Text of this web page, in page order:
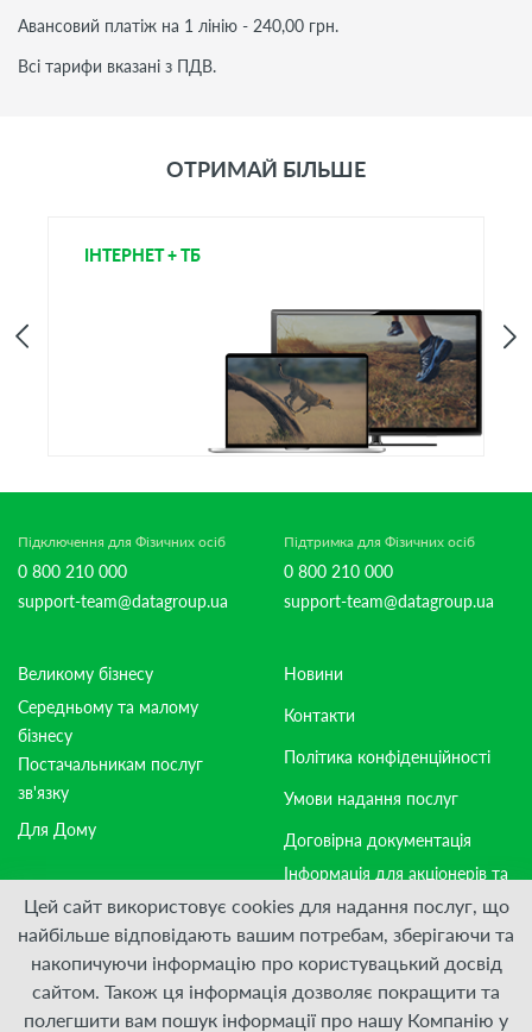
Авансовий платіж на 1 лінію - 240,00 грн.
Всі тарифи вказані з ПДВ.
ОТРИМАЙ БІЛЬШЕ
ІНТЕРНЕТ + ТБ
Підключення для Фізичних осіб
0 800 210 000
support-team@datagroup.ua
Підтримка для Фізичних осіб
0 800 210 000
support-team@datagroup.ua
Великому бізнесу
Середньому та малому
бізнесу
Постачальникам послуг
зв'язку
Для Дому
Новини
Контакти
Політика конфіденційності
Умови надання послуг
Договірна документація
Інформація для акціонерів та
стейкхолдерів
Приєднуйтесь:
Цей сайт використовує cookies для надання послуг, що
найбільше відповідають вашим потребам, зберігаючи та
накопичуючи інформацію про користувацький досвід
сайтом. Також ця інформація дозволяє покращити та
полегшити вам пошук інформації про нашу Компанію у